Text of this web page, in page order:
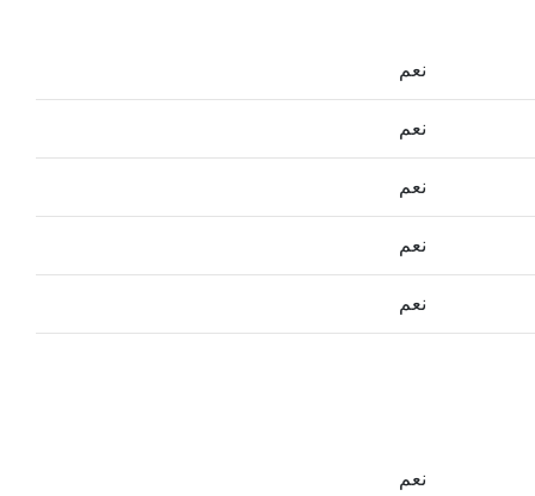
نعم
نعم
نعم
نعم
نعم
نعم